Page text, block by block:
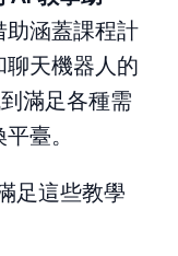
助涵蓋課程計
天機器人的
滿足各種需
臺。
足這些教學